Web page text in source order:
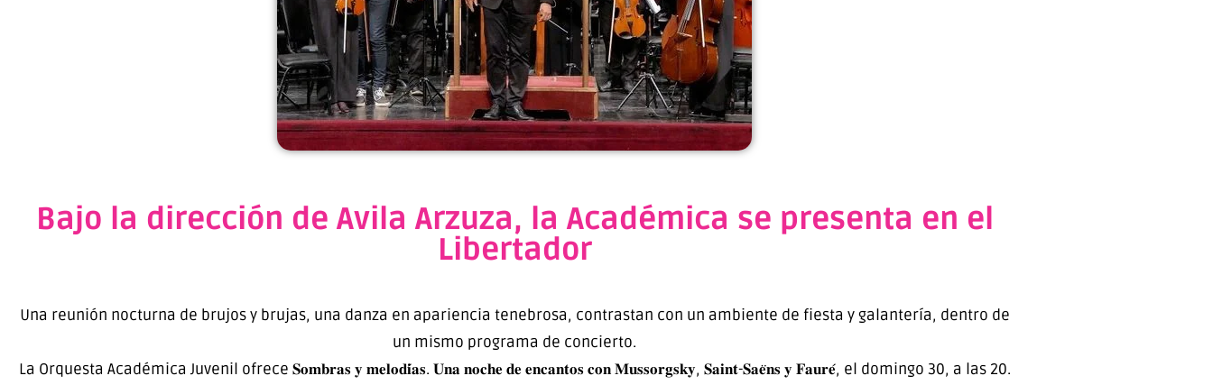
Bajo la dirección de Avila Arzuza, la Académica se presenta en el
Libertador
Una reunión nocturna de brujos y brujas, una danza en apariencia tenebrosa, contrastan con un ambiente de fiesta y galantería, dentro de
un mismo programa de concierto.
La Orquesta Académica Juvenil ofrece 𝐒𝐨𝐦𝐛𝐫𝐚𝐬 𝐲 𝐦𝐞𝐥𝐨𝐝𝐢́𝐚𝐬. 𝐔𝐧𝐚 𝐧𝐨𝐜𝐡𝐞 𝐝𝐞 𝐞𝐧𝐜𝐚𝐧𝐭𝐨𝐬 𝐜𝐨𝐧 𝐌𝐮𝐬𝐬𝐨𝐫𝐠𝐬𝐤𝐲, 𝐒𝐚𝐢𝐧𝐭-𝐒𝐚𝐞̈𝐧𝐬 𝐲 𝐅𝐚𝐮𝐫𝐞́, el domingo 30, a las 20.